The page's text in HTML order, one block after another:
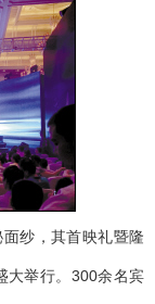
纱，其首映礼暨隆
大举行。300余名宾